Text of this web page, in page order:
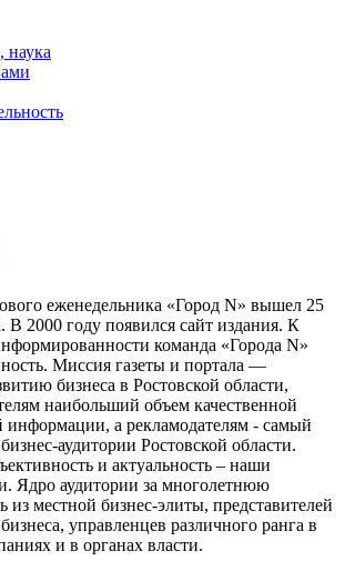
наука
еженедельника «Город N» вышел 25
В 2000 году появился сайт издания. К
команда «Города N»
Миссия газеты и портала —
бизнеса в Ростовской области,
наибольший объем качественной
информации, а рекламодателям - самый
аудитории Ростовской области.
и актуальность – наши
Ядро аудитории за многолетнюю
из местной бизнес-элиты, представителей
управленцев различного ранга в
и в органах власти.